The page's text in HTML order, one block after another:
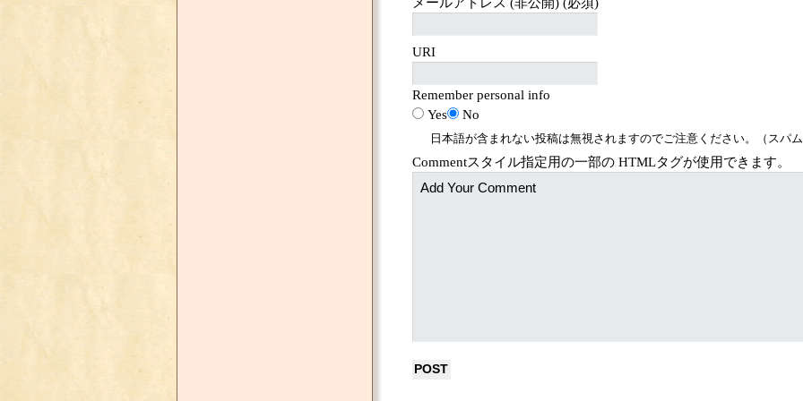
URI
Remember personal info
Yes
No
日本語が含まれない投稿は無視されますのでご注意ください。（スパ
Commentスタイル指定用の一部の HTMLタグが使用できます。